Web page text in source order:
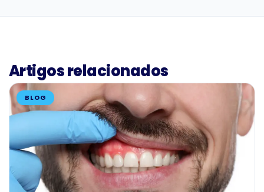
Artigos relacionados
BLOG